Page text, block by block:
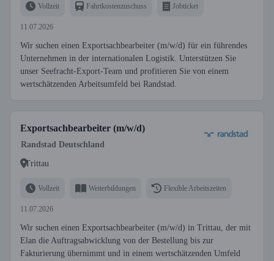
Vollzeit Fahrtkostenzuschuss Jobticket
11.07.2026
Wir suchen einen Exportsachbearbeiter (m/w/d) für ein führendes
Unternehmen in der internationalen Logistik. Unterstützen Sie
unser Seefracht-Export-Team und profitieren Sie von einem
wertschätzenden Arbeitsumfeld bei Randstad.
Exportsachbearbeiter (m/w/d)
Randstad Deutschland
Trittau
Vollzeit Weiterbildungen Flexible Arbeitszeiten
11.07.2026
Wir suchen einen Exportsachbearbeiter (m/w/d) in Trittau, der mit
Elan die Auftragsabwicklung von der Bestellung bis zur
Fakturierung übernimmt und in einem wertschätzenden Umfeld